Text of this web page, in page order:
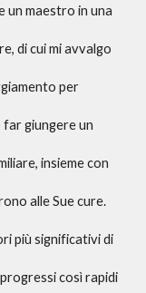
un maestro in una
di cui mi avvalgo
per
giungere un
insieme con
alle Sue cure.
più significativi di
così rapidi